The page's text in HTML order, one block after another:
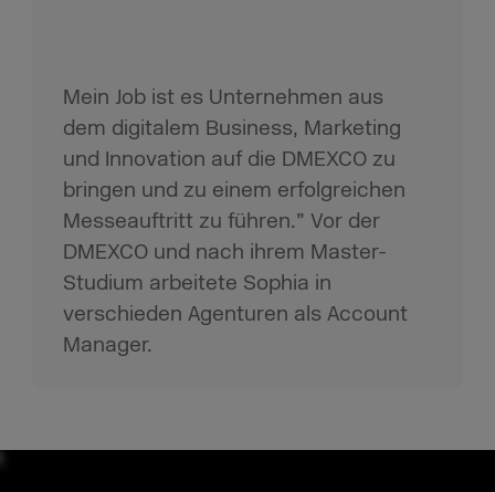
Mein Job ist es Unternehmen aus
dem digitalem Business, Marketing
und Innovation auf die DMEXCO zu
bringen und zu einem erfolgreichen
Messeauftritt zu führen.” Vor der
DMEXCO und nach ihrem Master-
Studium arbeitete Sophia in
verschieden Agenturen als Account
Manager.